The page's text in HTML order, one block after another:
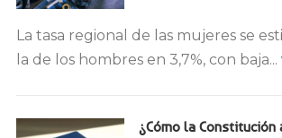
La tasa regional de las mujeres se
la de los hombres en 3,7%, con baja...
¿Cómo la Constitución